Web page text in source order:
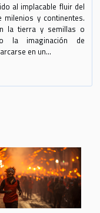
al implacable fluir del
y continentes.
la tierra y semillas o
la imaginación de
en un...